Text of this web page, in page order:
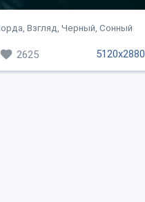
Взгляд, Черный, Сонный
5120x2880
2625